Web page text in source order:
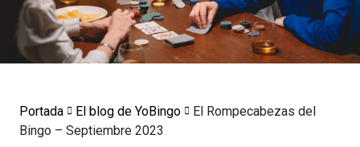
Portada El blog de YoBingo
El Rompecabezas del
Bingo – Septiembre 2023